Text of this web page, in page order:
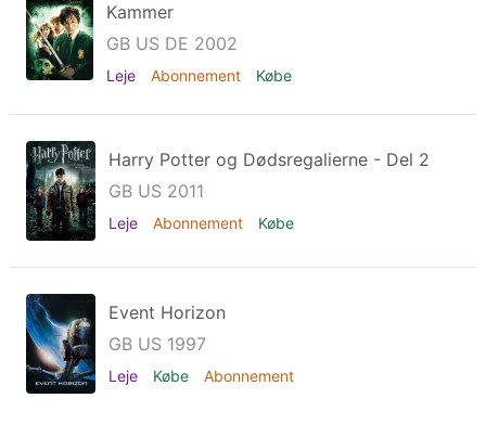
Kammer
GB US DE 2002
Leje Abonnement Købe
Harry Potter og Dødsregalierne - Del 2
GB US 2011
Leje Abonnement Købe
Event Horizon
GB US 1997
Leje Købe Abonnement